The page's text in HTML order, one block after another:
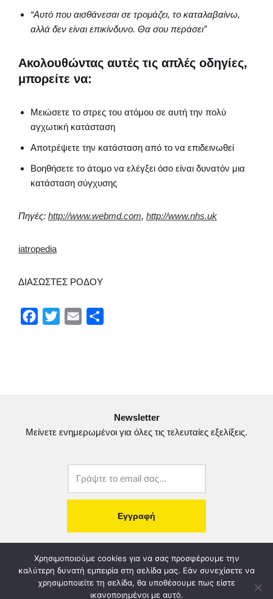
“Αυτό που αισθάνεσαι σε τρομάζει, το καταλαβαίνω,
αλλά δεν είναι επικίνδυνο. Θα σου περάσει”
Ακολουθώντας αυτές τις απλές οδηγίες,
μπορείτε να:
Μειώσετε το στρες του ατόμου σε αυτή την πολύ
αγχωτική κατάσταση
Αποτρέψετε την κατάσταση από το να επιδεινωθεί
Βοηθήσετε το άτομο να ελέγξει όσο είναι δυνατόν μια
κατάσταση σύγχυσης
Πηγές: http://www.webmd.com, http://www.nhs.uk
iatropedia
ΔΙΑΣΩΣΤΕΣ ΡΟΔΟΥ
k
ε
Newsletter
Μείνετε ενημερωμένοι για όλες τις τελευταίες εξελίξεις.
copyright@2022. Κατασκευή Ιστοσελίδας.
Λογοδοσία – Χρηστή Διαχείριση Διοικητικό Συμβούλιο
Χρησιμοποιούμε cookies για να σας προσφέρουμε την
καλύτερη δυνατή εμπειρία στη σελίδα μας. Εάν συνεχίσετε να
χρησιμοποιείτε τη σελίδα, θα υποθέσουμε πως είστε
ικανοποιημένοι με αυτό.